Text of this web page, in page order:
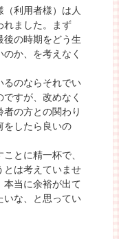
利用者様）は人
れました。まず
後の時期をどう生
か、を考えなく
のならそれでい
すが、改めなく
の方との関わり
をしたら良いの
とに精一杯で、
とは考えていませ
本当に余裕が出て
いな、と思ってい